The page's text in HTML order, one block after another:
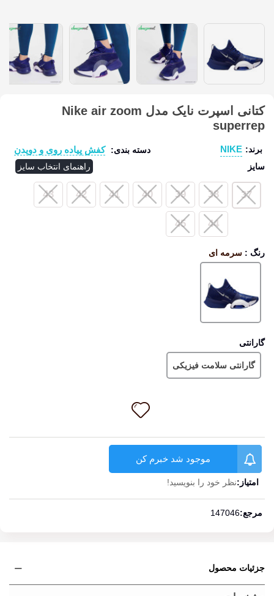
کتانی اسپرت نایک مدل Nike air zoom
superrep
برند: NIKE دسته بندی: کفش پیاده روی و دویدن
سایز راهنمای انتخاب سایز
37
38
39
40
41
42
43
44
45
رنگ : سرمه ای
گارانتی
گارانتی سلامت فیزیکی
موجود شد خبرم کن
امتیاز:نظر خود را بنویسید!
مرجع:147046
جزئیات محصول